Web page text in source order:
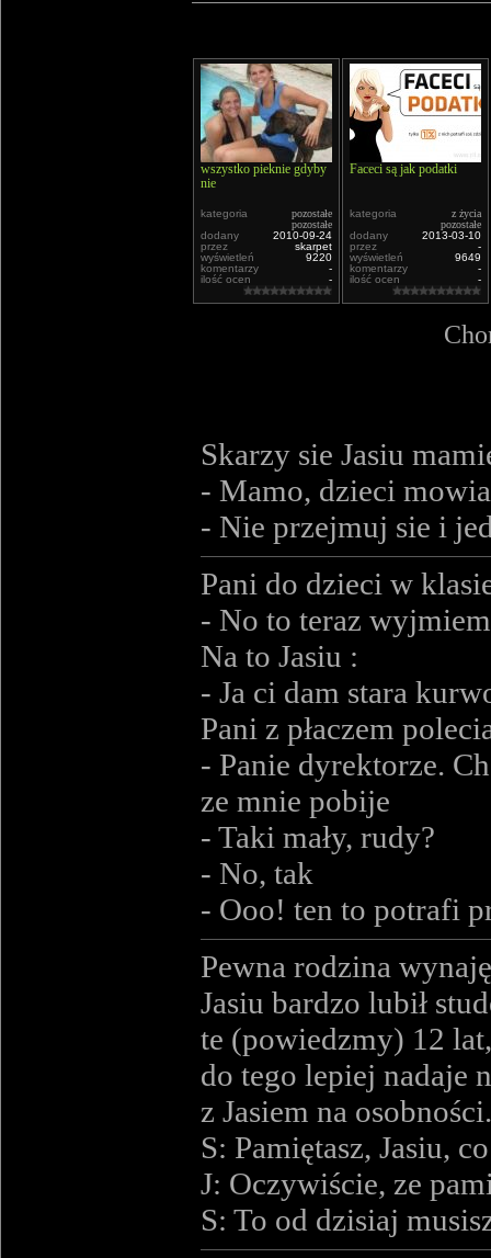
wszystko pieknie gdyby
nie
kategoria
pozostałe
pozostałe
dodany
2010-09-24
przez
skarpet
wyświetleń
9220
komentarzy
-
ilość ocen
-
Faceci są jak podatki
kategoria
z życia
pozostałe
dodany
2013-03-10
przez
-
wyświetleń
9649
komentarzy
-
ilość ocen
-
Skarzy sie Jasiu
- Mamo, dzieci
- Nie przejmuj sie i
Pani do dzieci w
- No to teraz
Na to Jasiu :
- Ja ci dam stara
Pani z płaczem
- Panie dyrektorze.
ze mnie pobije
- Taki mały, rudy?
- No, tak
- Ooo! ten to potrafi
Pewna rodzina
Jasiu bardzo lubił
te (powiedzmy) 12
do tego lepiej nadaje
z Jasiem na osobności.
S: Pamiętasz, Jasiu,
J: Oczywiście, ze
S: To od dzisiaj